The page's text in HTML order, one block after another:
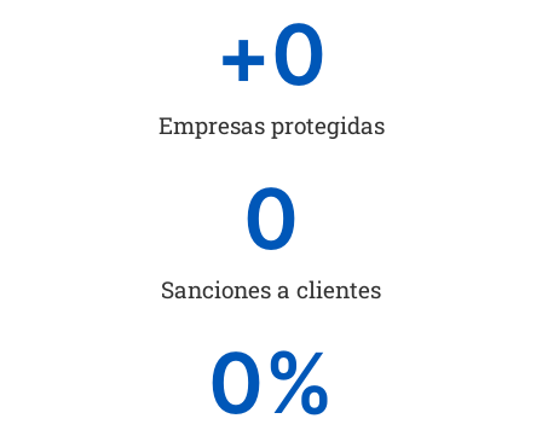
Empresas protegidas
+0
Sanciones a clientes
0
0%